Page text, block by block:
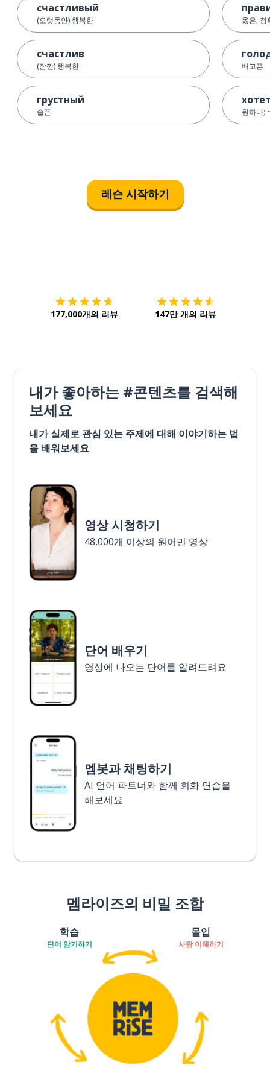
счастливый
(오랫동안) 행복한
счастлив
(잠깐) 행복한
грустный
슬픈
옳은; 정
배고픈
원하다;
레슨 시작하기
177,000개의 리뷰 147만 개의 리뷰
내가 좋아하는 #콘텐츠를 검색해
보세요
내가 실제로 관심 있는 주제에 대해 이야기하는 법
을 배워보세요
영상 시청하기
48,000개 이상의 원어민 영상
단어 배우기
영상에 나오는 단어를 알려드려요
멤봇과 채팅하기
AI 언어 파트너와 함께 회화 연습을
해보세요
멤라이즈의 비밀 조합
학습
단어 암기하기
몰입
사람 이해하기